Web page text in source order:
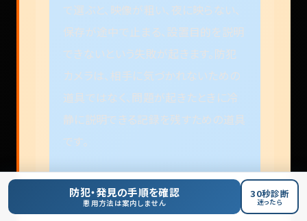
で選ぶと、映像が粗い、夜に映らない、
保存が途中で止まる、設置目的を説明
できないという失敗が起きます。防犯
カメラは、相手に気づかれないための
道具ではなく、問題が起きたときに冷
静に説明できる記録を残すための道具
です。
今日やること
不安な場所を1か所に絞り、時間帯
防犯・発見の手順を確認
悪用方法は案内しません
30秒診断
迷ったら